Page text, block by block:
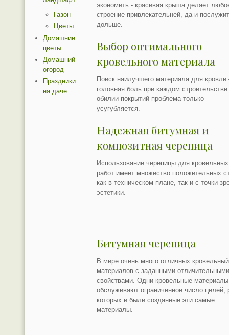
экономить - красивая крыша делает
строение привлекательней, да и
дольше.
Выбор оптимального
кровельного материала
Поиск наилучшего материала для кровли
головная боль при каждом
обилии покрытий проблема только
усугубляется.
Надежная битумная и
композитная черепица
Использование черепицы для кровельных
работ имеет множество положительных
как в техническом плане, так и с точки
эстетики.
Битумная черепица
В мире очень много отличных кровельный
материалов с заданными
свойствами. Одни кровельные материалы
обслуживают ограниченное число целей,
которых и были созданные эти самые
материалы.
Газон
Цветы
Домашние
цветы
Домашний
огород
Праздники
на даче